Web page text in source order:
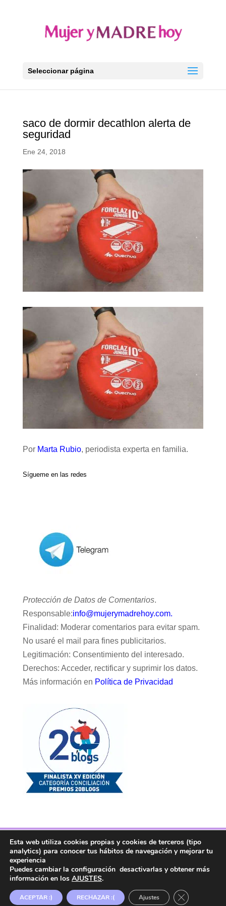
Seleccionar página
saco de dormir decathlon alerta de
seguridad
Ene 24, 2018
Por Marta Rubio, periodista experta en familia.
Sígueme en las redes
Protección de Datos de Comentarios.
Responsable:info@mujerymadrehoy.com.
Finalidad: Moderar comentarios para evitar spam.
No usaré el mail para fines publicitarios.
Legitimación: Consentimiento del interesado.
Derechos: Acceder, rectificar y suprimir los datos.
Más información en Política de Privacidad
Facebook Twitter Telegram
RSS
Instagram
Linkedin
marca registrada en la OEPM.
Esta web utiliza cookies propias y cookies de terceros (tipo
analytics) para conocer tus hábitos de navegación y mejorar tu
experiencia
Puedes cambiar la configuración desactivarlas y obtener más
información en los AJUSTES.
ACEPTAR :) RECHAZAR :( Ajustes Cerrar el